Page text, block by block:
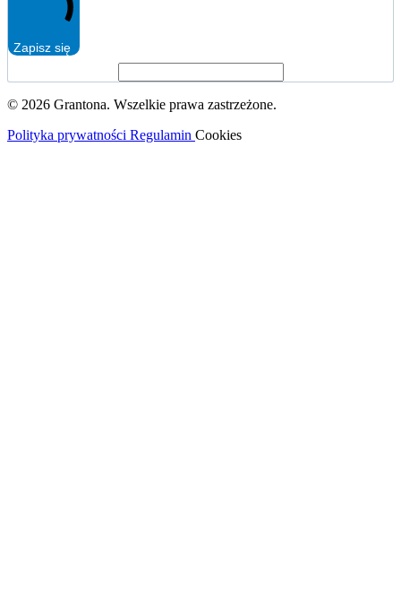
Zapisz się
© 2026 Grantona. Wszelkie prawa zastrzeżone.
Polityka prywatności Regulamin Cookies